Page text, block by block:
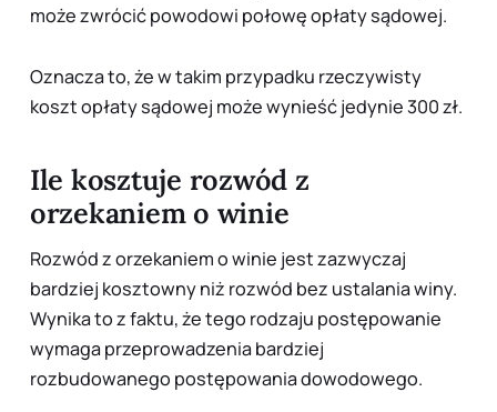
może zwrócić powodowi połowę opłaty sądowej.
Oznacza to, że w takim przypadku rzeczywisty
koszt opłaty sądowej może wynieść jedynie 300 zł.
Ile kosztuje rozwód z
orzekaniem o winie
Rozwód z orzekaniem o winie jest zazwyczaj
bardziej kosztowny niż rozwód bez ustalania winy.
Wynika to z faktu, że tego rodzaju postępowanie
wymaga przeprowadzenia bardziej
rozbudowanego postępowania dowodowego.